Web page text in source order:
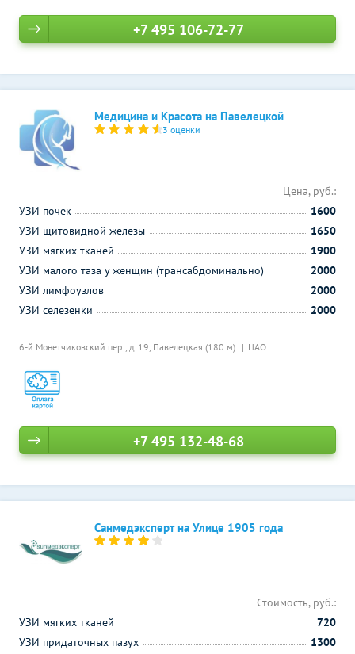
+7 495 106-72-77
Медицина и Красота на Павелецкой
3 оценки
6-й Монетчиковский пер., д. 19, Павелецкая (180 м) ЦАО
Цена, руб.:
УЗИ почек
1600
УЗИ щитовидной железы
1650
УЗИ мягких тканей
1900
УЗИ малого таза у женщин (трансабдоминально)
2000
УЗИ лимфоузлов
2000
УЗИ селезенки
2000
+7 495 132-48-68
Санмедэксперт на Улице 1905 года
Стоимость, руб.:
УЗИ мягких тканей
720
УЗИ придаточных пазух
1300